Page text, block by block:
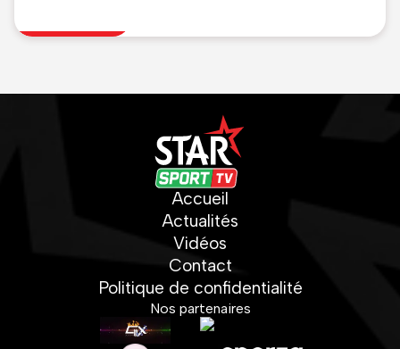
Accueil
Actualités
Vidéos
Contact
Politique de confidentialité
Nos partenaires